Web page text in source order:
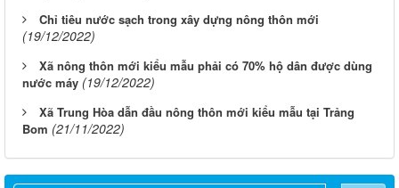
Chỉ tiêu nước sạch trong xây dựng nông thôn mới
(19/12/2022)
Xã nông thôn mới kiểu mẫu phải có 70% hộ dân được dùng
nước máy (19/12/2022)
Xã Trung Hòa dẫn đầu nông thôn mới kiểu mẫu tại Trảng
Bom (21/11/2022)
Từ ngày 03/8/2026 đến ngày 09/8/2026
Từ ngày 27/7/2026 đến ngày 02/8/2026